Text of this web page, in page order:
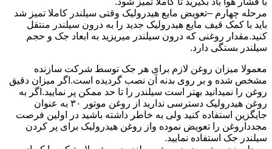
مرحله چهارم –تعویض مایع هیدرولیک وقتی سیلندر کاملا تمیز شد
باید با کمک قیف مایع هیدرولیک جدید را به درون سیلندر منتقل
کنید.مقدار روغنی که درون سیلندر میریزید به ابعاد جک و حجم
سیلندر بستگی دارد.
معمولا میزان روغن لازم برای هر جک توسط شرکت سازنده
مشخص شده و بر روی بدنه آن نصب گردیده است.اگر میزان دقیق
روغن را نمیدانید بهتر است سیلندر را تا حد ممکن پر نمایید.اگر به
روغن هیدرولیک دسترسی ندارید از روغن موتور ۳۰ به عنوان
جایگزین استفاده کنید ولی به خاطر داشته باشید در اولین فرصت
مجدداروغن را تعویض نموده واز روغن هیدرولیک برای پر کردن
سیلندر جک استفاده نمایید.